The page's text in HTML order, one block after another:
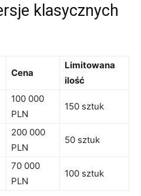
klasycznych
Cena
Limitowana
ilość
100 000
PLN
150 sztuk
200 000
PLN
50 sztuk
70 000
PLN
100 sztuk